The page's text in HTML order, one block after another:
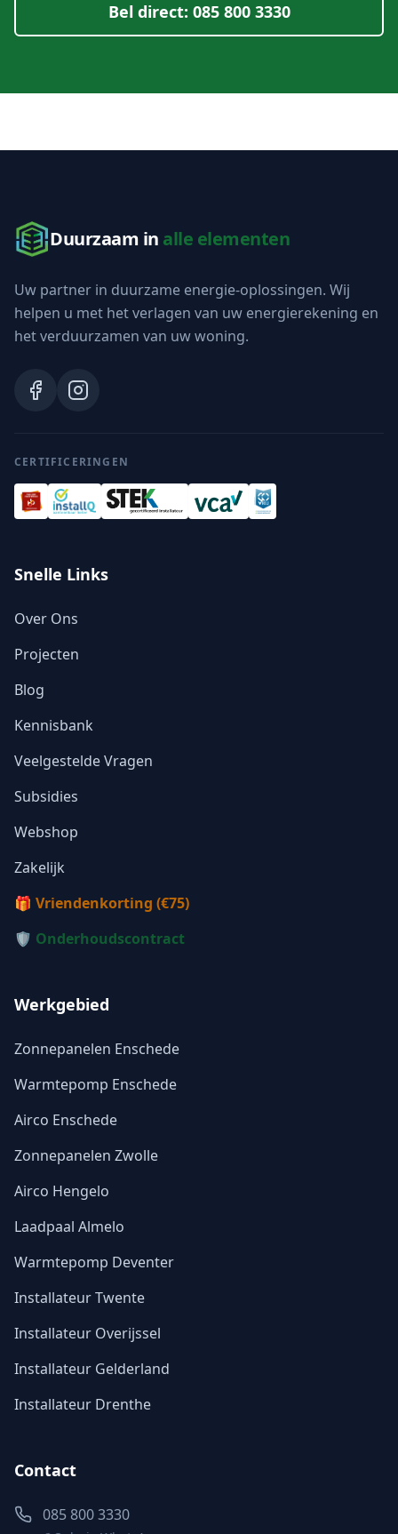
Bel direct: 085 800 3330
Duurzaam in alle elementen
Uw partner in duurzame energie-oplossingen. Wij
helpen u met het verlagen van uw energierekening en
het verduurzamen van uw woning.
CERTIFICERINGEN
Snelle Links
Over Ons
Projecten
Blog
Kennisbank
Veelgestelde Vragen
Subsidies
Webshop
Zakelijk
🎁 Vriendenkorting (€75)
🛡️ Onderhoudscontract
Werkgebied
Zonnepanelen Enschede
Warmtepomp Enschede
Airco Enschede
Zonnepanelen Zwolle
Airco Hengelo
Laadpaal Almelo
Warmtepomp Deventer
Installateur Twente
Installateur Overijssel
Installateur Gelderland
Installateur Drenthe
Contact
085 800 3330